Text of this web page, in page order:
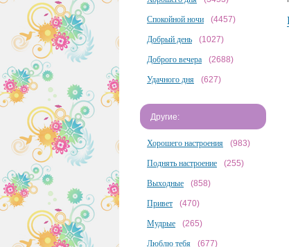
Спокойной ночи (4457)
Добрый день (1027)
Доброго вечера (2688)
Удачного дня (627)
Другие:
Хорошего настроения (983)
Поднять настроение (255)
Выходные (858)
Привет (470)
Мудрые (265)
Люблю тебя (677)